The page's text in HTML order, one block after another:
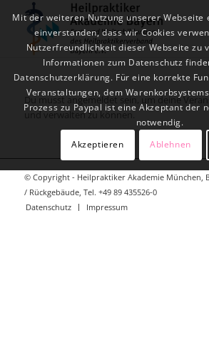
Du musst angemeldet sein, um deine
und verwalten zu können.
© Copyright - Heilpraktiker Akademie München,
/ Rückgebäude, Tel. +49 89 435526-0
Datenschutz
Impressum
Mit der weiteren Nutzung unserer Webseite
einverstanden, dass wir Cookies
Nutzerfreundlichkeit dieser Webseite zu
Informationen zum Datenschutz
Datenschutzerklärung. Für eine korrekte
Veranstaltungen, dem
Prozess zu Paypal ist eine Akzeptant der
notwendig.
Akzeptieren
Ablehnen